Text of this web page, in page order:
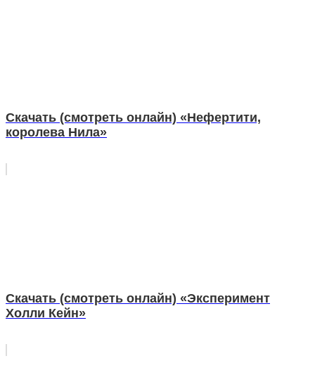
Скачать (смотреть онлайн) «Нефертити,
королева Нила»
Скачать (смотреть онлайн) «Эксперимент
Холли Кейн»